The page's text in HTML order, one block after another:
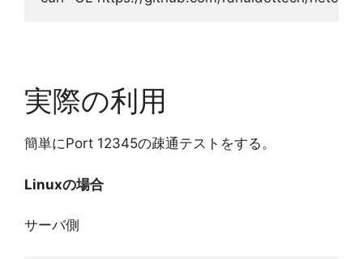
実際の利用
簡単にPort 12345の疎通テストをする。
Linuxの場合
サーバ側